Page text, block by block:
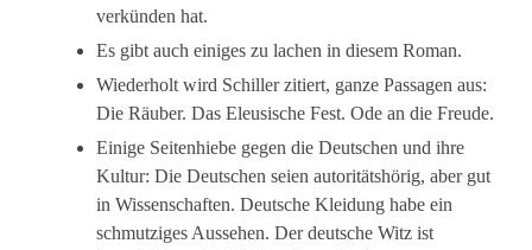
verkünden hat.
Es gibt auch einiges zu lachen in diesem Roman.
Wiederholt wird Schiller zitiert, ganze Passagen aus:
Die Räuber. Das Eleusische Fest. Ode an die Freude.
Einige Seitenhiebe gegen die Deutschen und ihre
Kultur: Die Deutschen seien autoritätshörig, aber gut
in Wissenschaften. Deutsche Kleidung habe ein
schmutziges Aussehen. Der deutsche Witz ist